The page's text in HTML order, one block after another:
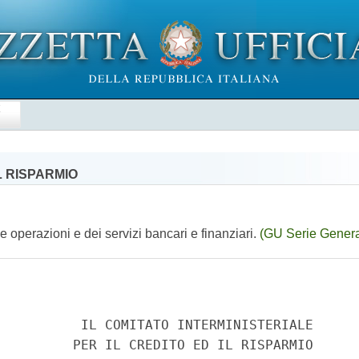
RISPARMIO
operazioni e dei servizi bancari e finanziari. (GU Serie